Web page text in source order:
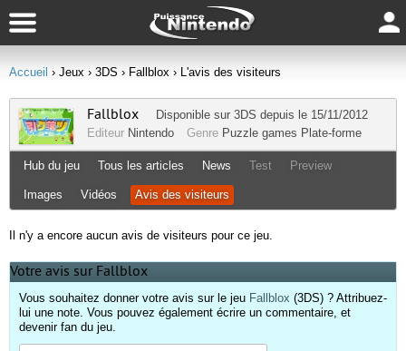
Accueil › Jeux › 3DS › Fallblox › L'avis des visiteurs
Fallblox Disponible sur 3DS depuis le 15/11/2012
Editeur Nintendo Genre Puzzle games Plate-forme
Hub du jeu Tous les articles News Test Preview
Images Vidéos Avis des visiteurs
Il n'y a encore aucun avis de visiteurs pour ce jeu.
Votre avis sur Fallblox
Vous souhaitez donner votre avis sur le jeu Fallblox (3DS) ? Attribuez-
lui une note. Vous pouvez également écrire un commentaire, et
devenir fan du jeu.